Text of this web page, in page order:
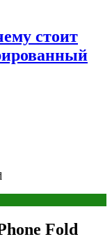
стоит
Fold